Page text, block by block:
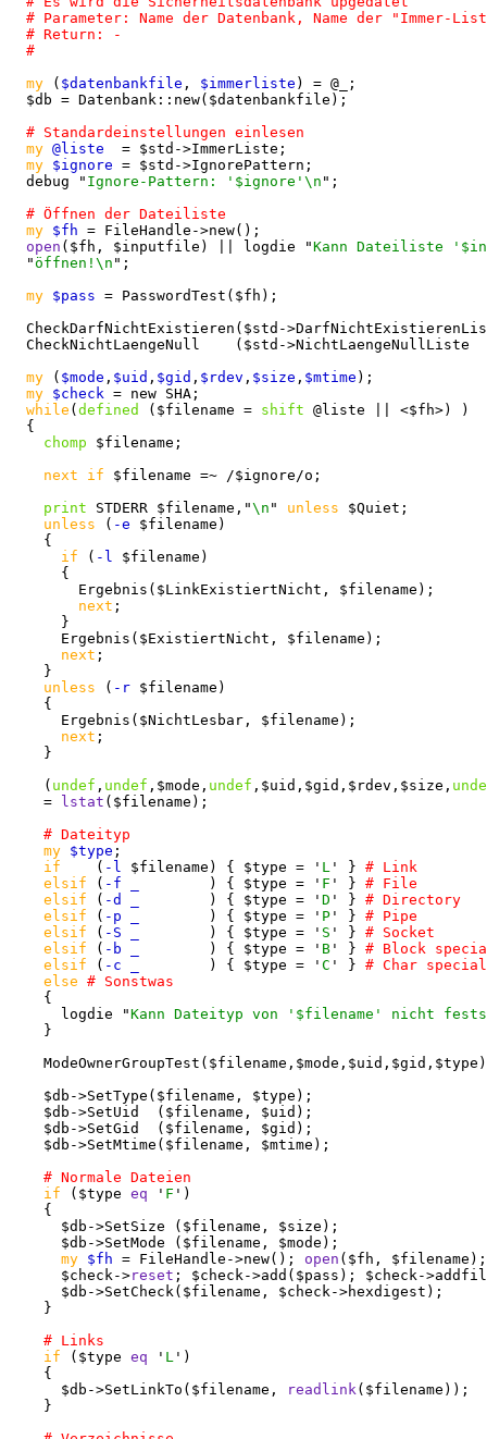
my ( $datenbankfile , $immerliste ) = @_;
  $db = Datenbank::new($datenbankfile);
my @liste
  = $std->ImmerListe;
my $ignore = $std->IgnorePattern;
  debug "
Ignore-Pattern: '$ignore'\n ";
my $fh = FileHandle->new();
open ($fh, $inputfile) || logdie "Kann Dateiliste
  "
öffnen!\n ";
my $pass = PasswordTest($fh);
CheckDarfNichtExistieren($std-
CheckNichtLaengeNull    ($std->NichtLaengeNullListe
my ( $mode , $uid , $gid , $rdev , $size , $mtime );
my $check = new SHA;
while ( defined ($filename = shift @liste || <$fh>) )
  {
chomp $filename;
next
if $filename =~ /$ignore/o;
print STDERR $filename,"\n " unless $Quiet;
unless ( -e $filename)
    {
if ( -l $filename)
      {
        Ergebnis($LinkExistiertNicht, $filename);
next ;
      }
      Ergebnis($ExistiertNicht, $filename);
next ;
    }
unless ( -r $filename)
    {
      Ergebnis($NichtLesbar, $filename);
next ;
    }
    (
undef , undef ,$mode, undef ,$uid,$gid,$rdev,$size,
    =
lstat ($filename);
my $type ;
if
    (
-l $filename) { $type = ' L ' }
elsif ( -f _
        ) { $type = '
F ' }
elsif ( -d _
        ) { $type = '
D ' }
elsif ( -p _
        ) { $type = '
P ' }
elsif ( -S _
        ) { $type = '
S ' }
elsif ( -b _
        ) { $type = '
B ' }
elsif ( -c _
        ) { $type = '
C ' }
else
    {
      logdie "
Kann Dateityp von '$filename' nicht
    }
    $db->SetType($filename, $type);
    $db->SetUid  ($filename, $uid);
    $db->SetGid  ($filename, $gid);
    $db->SetMtime($filename, $mtime);
if ($type eq ' F ')
    {
      $db->SetSize ($filename, $size);
      $db->SetMode ($filename, $mode);
my $fh = FileHandle->new(); open ($fh, $filename);
      $check->
reset ; $check->add($pass); $check-
      $db->SetCheck($filename, $check->hexdigest);
    }
if ($type eq ' L ')
    {
      $db->SetLinkTo($filename,
readlink($filename));
    }